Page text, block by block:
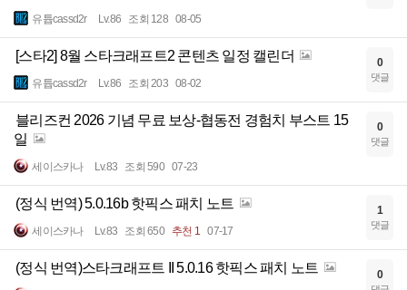
유튭cassd2r Lv.86 조회 128 08-05
[스타2] 8월 스타크래프트2 콘텐츠 일정 캘린더
유튭cassd2r Lv.86 조회 203 08-02
0
댓글
블리즈컨 2026 기념 무료 보상-협동전 경험치 부스트 15
일
세이스카나 Lv.83 조회 590 07-23
0
댓글
(정식 번역) 5.0.16b 핫픽스 패치 노트
세이스카나 Lv.83 조회 650 추천 1 07-17
1
댓글
(정식 번역)스타크래프트 II 5.0.16 핫픽스 패치 노트 0